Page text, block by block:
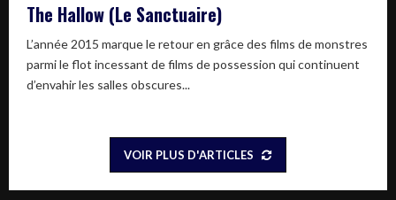
The Hallow (Le Sanctuaire)
L’année 2015 marque le retour en grâce des films de monstres
parmi le flot incessant de films de possession qui continuent
d’envahir les salles obscures...
VOIR PLUS D'ARTICLES